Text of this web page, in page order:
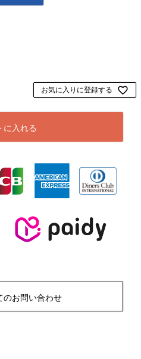
お気に入りに登録する
に入れる
のお問い合わせ